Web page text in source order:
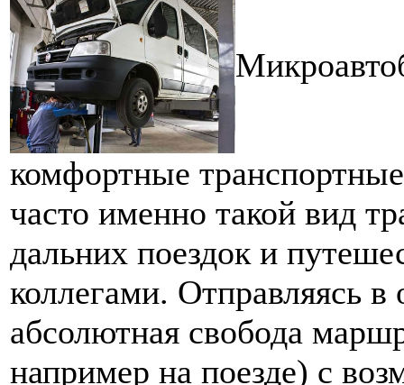
комфортные
часто именно такой вид
дальних поездок и
коллегами. Отправляясь
абсолютная свобода
например на поезде) с